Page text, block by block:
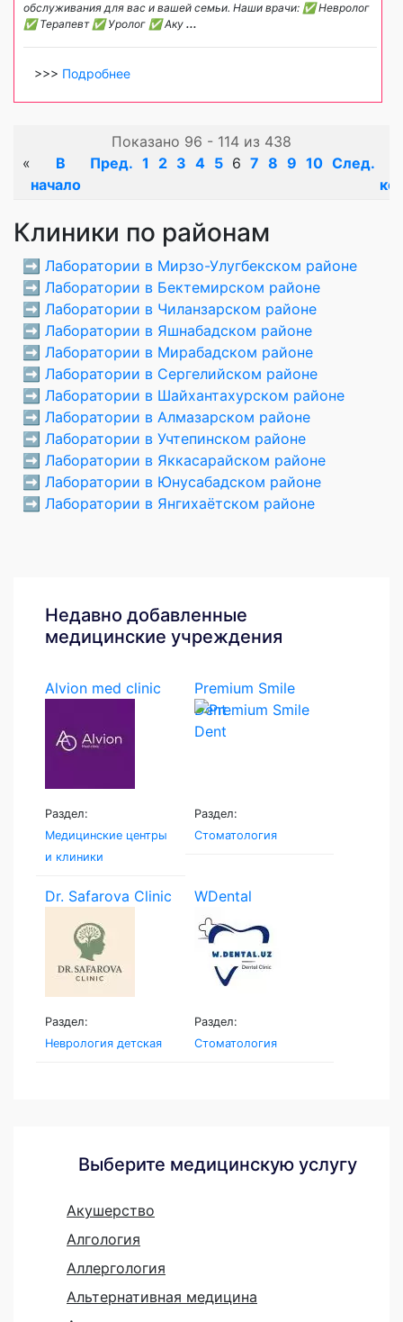
обслуживания для вас и вашей семьи. Наши врачи: ✅ Невролог
✅ Терапевт ✅ Уролог ✅ Аку ...
>>> Подробнее
Показано 96 - 114 из 438
«
В
начало
Пред. 1 2 3 4 5 6 7 8 9 10 След.
Клиники по районам
➡️ Лаборатории в Мирзо-Улугбекском районе
➡️ Лаборатории в Бектемирском районе
➡️ Лаборатории в Чиланзарском районе
➡️ Лаборатории в Яшнабадском районе
➡️ Лаборатории в Мирабадском районе
➡️ Лаборатории в Сергелийском районе
➡️ Лаборатории в Шайхантахурском районе
➡️ Лаборатории в Алмазарском районе
➡️ Лаборатории в Учтепинском районе
➡️ Лаборатории в Яккасарайском районе
➡️ Лаборатории в Юнусабадском районе
➡️ Лаборатории в Янгихаётском районе
Недавно добавленные
медицинские учреждения
Alvion med clinic
Раздел:
Медицинские центры
и клиники
Premium Smile
Dent
Раздел:
Стоматология
Dr. Safarova Clinic
Раздел:
Неврология детская
WDental
Раздел:
Стоматология
Выберите медицинскую услугу
Акушерство
Алгология
Аллергология
Альтернативная медицина